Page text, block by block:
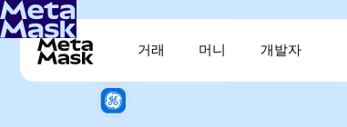
거래 머니 개발자